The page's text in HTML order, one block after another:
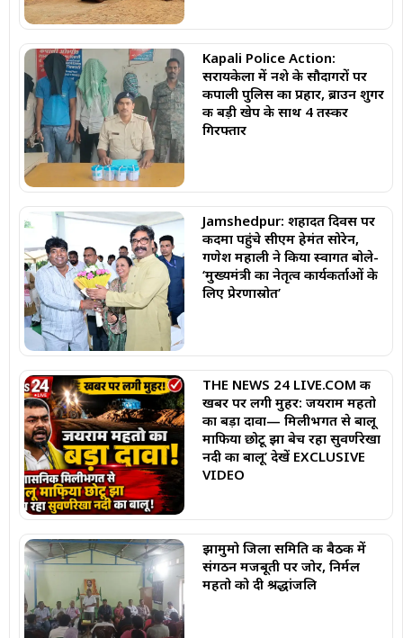
Kapali Police Action:
सरायकेला में नशे के सौदागरों पर
कपाली पुलिस का प्रहार, ब्राउन शुगर
की बड़ी खेप के साथ 4 तस्कर
गिरफ्तार
Jamshedpur: शहादत दिवस पर
कदमा पहुंचे सीएम हेमंत सोरेन,
गणेश महाली ने किया स्वागत बोले-
‘मुख्यमंत्री का नेतृत्व कार्यकर्ताओं के
लिए प्रेरणास्रोत’
THE NEWS 24 LIVE.COM की
खबर पर लगी मुहर: जयराम महतो
का बड़ा दावा— मिलीभगत से बालू
माफिया छोटू झा बेच रहा सुवर्णरेखा
नदी का बालू’ देखें EXCLUSIVE
VIDEO
झामुमो जिला समिति की बैठक में
संगठन मजबूती पर जोर, निर्मल
महतो को दी श्रद्धांजलि